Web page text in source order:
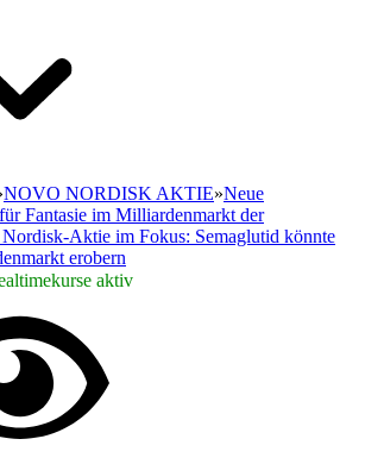
NOVO NORDISK AKTIE»Neue
Fantasie im Milliardenmarkt der
Aktie im Fokus: Semaglutid könnte
erobern
aktiv